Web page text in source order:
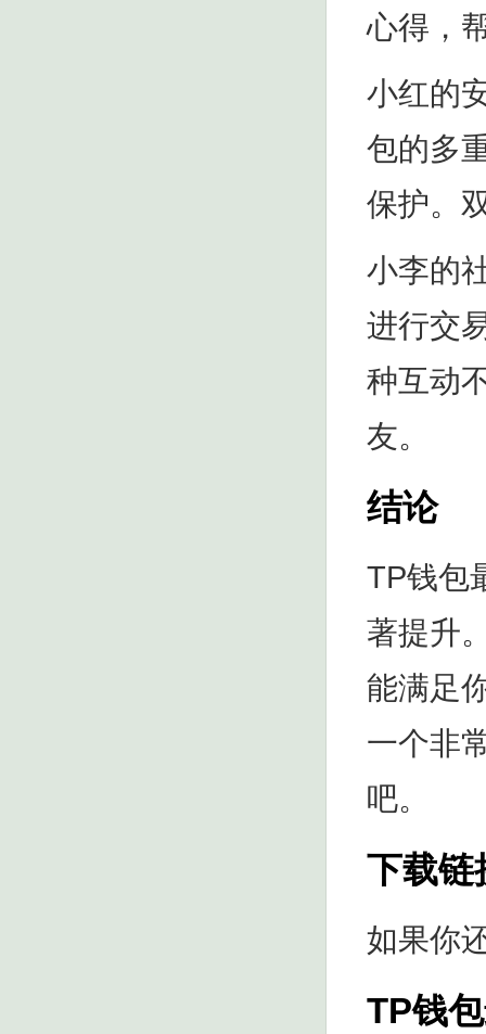
心得，
小红的
包的多
保护。
小李的
进行交
种互动
友。
结论
TP钱包
著提升
能满足
一个非
吧。
下载链
如果你
TP钱